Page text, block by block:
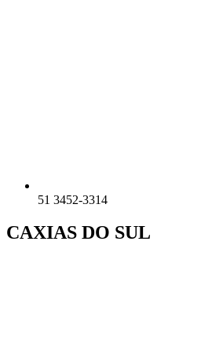
51 3452-3314
CAXIAS DO SUL